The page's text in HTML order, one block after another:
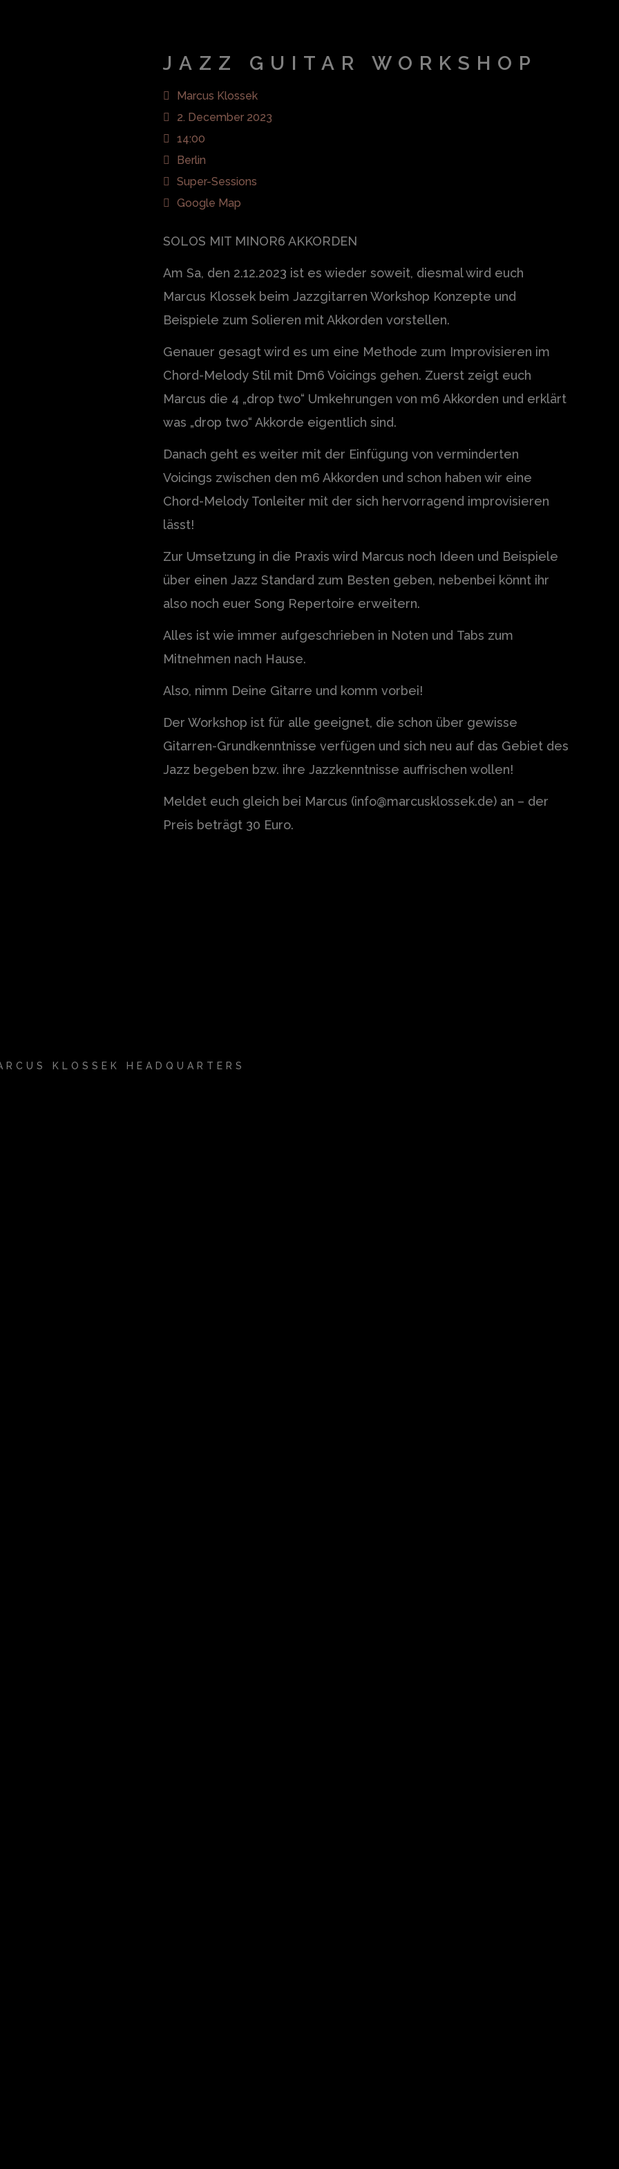
JAZZ GUITAR WORKSHOP
Marcus Klossek
2. December 2023
14:00
Berlin
Super-Sessions
Google Map
SOLOS MIT MINOR6 AKKORDEN
Am Sa, den 2.12.2023 ist es wieder soweit, diesmal wird euch
Marcus Klossek beim Jazzgitarren Workshop Konzepte und
Beispiele zum Solieren mit Akkorden vorstellen.
Genauer gesagt wird es um eine Methode zum Improvisieren im
Chord-Melody Stil mit Dm6 Voicings gehen. Zuerst zeigt euch
Marcus die 4 „drop two“ Umkehrungen von m6 Akkorden und erklärt
was „drop two“ Akkorde eigentlich sind.
Danach geht es weiter mit der Einfügung von verminderten
Voicings zwischen den m6 Akkorden und schon haben wir eine
Chord-Melody Tonleiter mit der sich hervorragend improvisieren
lässt!
Zur Umsetzung in die Praxis wird Marcus noch Ideen und Beispiele
über einen Jazz Standard zum Besten geben, nebenbei könnt ihr
also noch euer Song Repertoire erweitern.
Alles ist wie immer aufgeschrieben in Noten und Tabs zum
Mitnehmen nach Hause.
Also, nimm Deine Gitarre und komm vorbei!
Der Workshop ist für alle geeignet, die schon über gewisse
Gitarren-Grundkenntnisse verfügen und sich neu auf das Gebiet des
Jazz begeben bzw. ihre Jazzkenntnisse auffrischen wollen!
Meldet euch gleich bei Marcus (info@marcusklossek.de) an – der
Preis beträgt 30 Euro.
KLOSSEK HEADQUARTERS